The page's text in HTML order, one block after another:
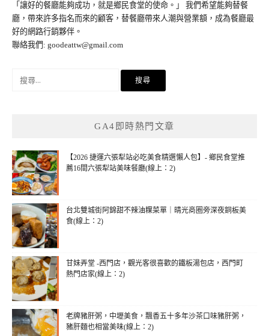
「讓好的餐廳能夠成功，就是鄉民食堂的使命。」 我們希望能夠替餐
廳，帶來許多指名而來的顧客，替餐廳帶來人潮與營業額，成為餐廳最
好的網路行銷夥伴。
聯絡我們: goodeattw@gmail.com
GA4即時熱門文章
【2026 捷運六張犁站必吃美食精選懶人包】- 鄉民食堂推
薦16間六張犁站美味餐廳(線上：2)
台北雙城街阿錦甜不辣油粿菜單｜晴光商圈旁深夜銅板美
食(線上：2)
甘妹弄堂 -西門店，觀光客很喜歡的鐵板湯包店，西門町
熱門店家(線上：2)
老牌豬肝粥，中壢美食，飄香五十多年沙茶口味豬肝粥，
豬肝麵也相當美味(線上：2)